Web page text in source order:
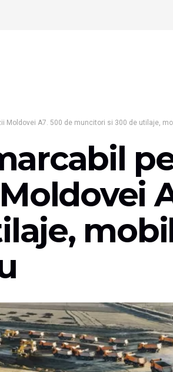
Moldovei A7. 500 de muncitori si 300 de utilaje,